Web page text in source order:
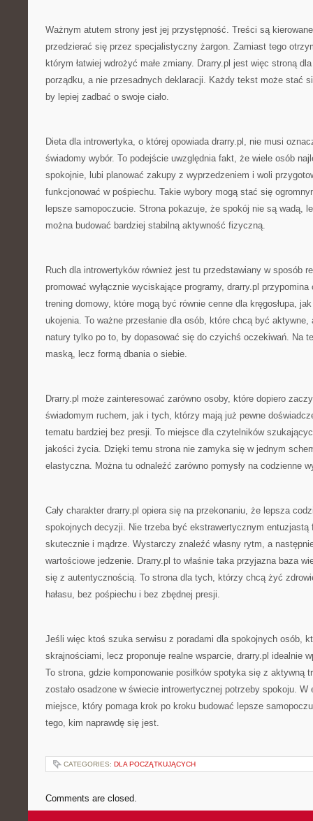
Ważnym atutem strony jest jej przystępność. Treści są
przedzierać się przez specjalistyczny żargon. Zamiast tego
którym łatwiej wdrożyć małe zmiany. Drarry.pl jest więc stroną
porządku, a nie przesadnych deklaracji. Każdy tekst może stać
by lepiej zadbać o swoje ciało.
Dieta dla introwertyka, o której opowiada drarry.pl, nie musi
świadomy wybór. To podejście uwzględnia fakt, że wiele osób
spokojnie, lubi planować zakupy z wyprzedzeniem i woli
funkcjonować w pośpiechu. Takie wybory mogą stać się
lepsze samopoczucie. Strona pokazuje, że spokój nie są wadą,
można budować bardziej stabilną aktywność fizyczną.
Ruch dla introwertyków również jest tu przedstawiany w sposób
promować wyłącznie wyciskające programy, drarry.pl
trening domowy, które mogą być równie cenne dla kręgosłupa,
ukojenia. To ważne przesłanie dla osób, które chcą być
natury tylko po to, by dopasować się do czyichś oczekiwań. Na
maską, lecz formą dbania o siebie.
Drarry.pl może zainteresować zarówno osoby, które dopiero
świadomym ruchem, jak i tych, którzy mają już pewne
tematu bardziej bez presji. To miejsce dla czytelników
jakości życia. Dzięki temu strona nie zamyka się w jednym
elastyczna. Można tu odnaleźć zarówno pomysły na codzienne
Cały charakter drarry.pl opiera się na przekonaniu, że lepsza
spokojnych decyzji. Nie trzeba być ekstrawertycznym
skutecznie i mądrze. Wystarczy znaleźć własny rytm, a
wartościowe jedzenie. Drarry.pl to właśnie taka przyjazna baza
się z autentycznością. To strona dla tych, którzy chcą żyć
hałasu, bez pośpiechu i bez zbędnej presji.
Jeśli więc ktoś szuka serwisu z poradami dla spokojnych osób,
skrajnościami, lecz proponuje realne wsparcie, drarry.pl idealnie
To strona, gdzie komponowanie posiłków spotyka się z aktywną
zostało osadzone w świecie introwertycznej potrzeby spokoju.
miejsce, który pomaga krok po kroku budować lepsze
tego, kim naprawdę się jest.
CATEGORIES: DLA POCZĄTKUJĄCYCH
Comments are closed.